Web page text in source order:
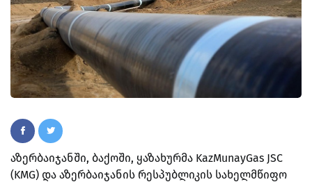
აზერბაიჯანში, ბაქოში, ყაზახურმა KazMunayGas JSC
(KMG) და აზერბაიჯანის რესპუბლიკის სახელმწიფო